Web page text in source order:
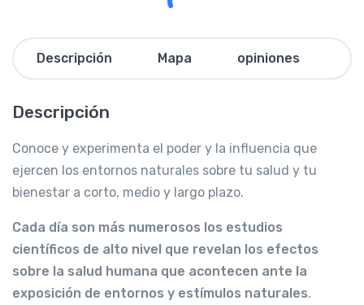
Descripción Mapa opiniones
Descripción
Conoce y experimenta el poder y la influencia que
ejercen los entornos naturales sobre tu salud y tu
bienestar a corto, medio y largo plazo.
Cada día son más numerosos los estudios
científicos de alto nivel que revelan los efectos
sobre la salud humana que acontecen ante la
exposición de entornos y estímulos naturales.